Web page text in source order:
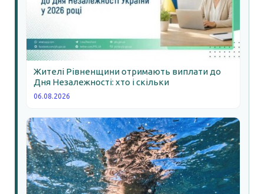
Жителі Рівненщини отримають виплати до
Дня Незалежності: хто і скільки
06.08.2026